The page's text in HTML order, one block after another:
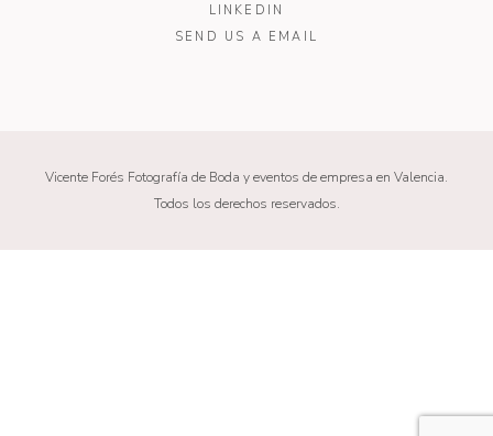
LINKEDIN
SEND US A EMAIL
Vicente Forés Fotografía de Boda y eventos de empresa en Valencia.
Todos los derechos reservados.